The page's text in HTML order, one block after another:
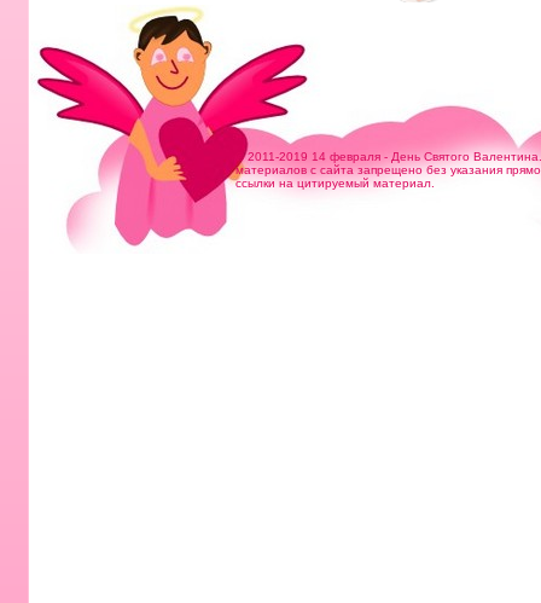
© 2011-2019 14 февраля - День Святого
материалов с сайта запрещено без указания
ссылки на цитируемый материал.